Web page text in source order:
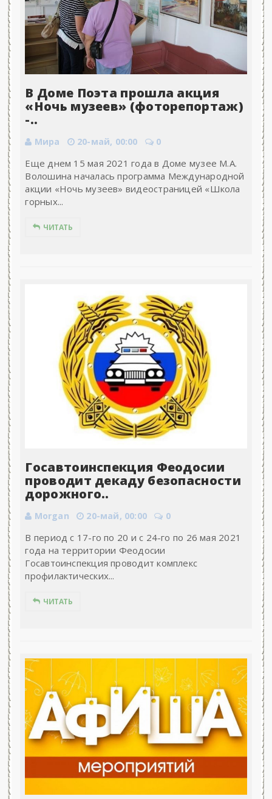
В Доме Поэта прошла акция
«Ночь музеев» (фоторепортаж)
-..
Мира 20-май, 00:00 0
Еще днем 15 мая 2021 года в Доме музее М.А.
Волошина началась программа Международной
акции «Ночь музеев» видеостраницей «Школа
горных...
ЧИТАТЬ
Госавтоинспекция Феодосии
проводит декаду безопасности
дорожного..
Morgan 20-май, 00:00 0
В период с 17-го по 20 и с 24-го по 26 мая 2021
года на территории Феодосии
Госавтоинспекция проводит комплекс
профилактических...
ЧИТАТЬ